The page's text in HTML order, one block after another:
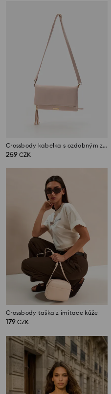
Crossbody kabelka s ozdobným zipem
259 CZK
Crossbody taška z imitace kůže
179 CZK